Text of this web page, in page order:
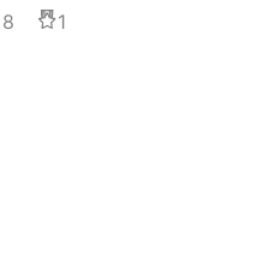
8 1